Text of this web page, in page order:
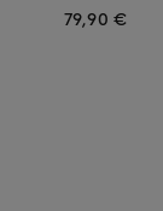
79,90 €